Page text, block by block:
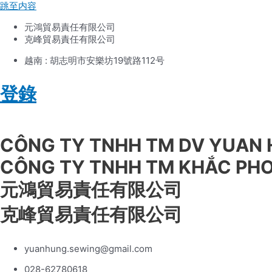
跳至内容
元鴻貿易責任有限公司
克峰貿易責任有限公司
越南 : 胡志明市安樂坊19號路112号
登錄
CÔNG TY TNHH TM DV YUAN
CÔNG TY TNHH TM KHẮC
元鴻貿易責任有限公司
克峰貿易責任有限公司
yuanhung.sewing@gmail.com
028-62780618